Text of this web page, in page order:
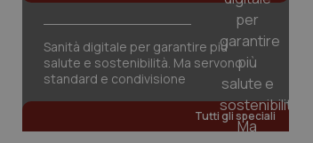
Sanità digitale per garantire più
salute e sostenibilità. Ma servono
standard e condivisione
Tutti gli speciali